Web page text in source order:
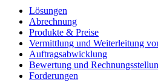
Lösungen
Abrechnung
Produkte & Preise
Vermittlung und Weiterleitung
Auftragsabwicklung
Bewertung und
Forderungen